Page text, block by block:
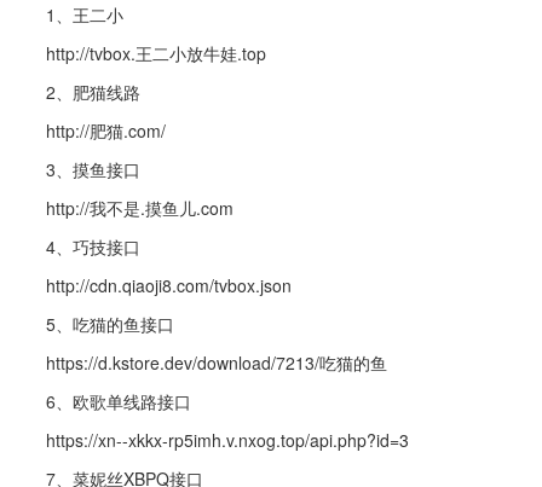
1、王二小
http://tvbox.王二小放牛娃.top
2、肥猫线路
http://肥猫.com/
3、摸鱼接口
http://我不是.摸鱼儿.com
4、巧技接口
http://cdn.qiaoji8.com/tvbox.json
5、吃猫的鱼接口
https://d.kstore.dev/download/7213/吃猫的鱼
6、欧歌单线路接口
https://xn--xkkx-rp5imh.v.nxog.top/api.php?id=3
7、菜妮丝XBPQ接口